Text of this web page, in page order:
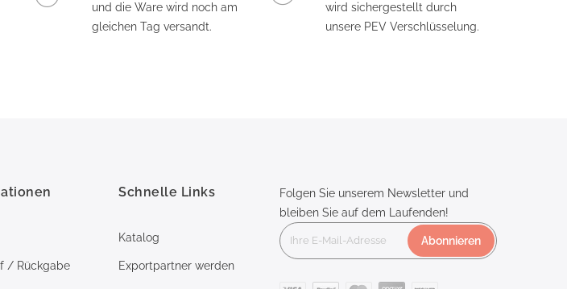
und die Ware wird noch am
gleichen Tag versandt.
wird sichergestellt durch
unsere PEV Verschlüsselung.
/ Rückgabe
Schnelle Links
Katalog
Exportpartner werden
Folgen Sie unserem Newsletter und
bleiben Sie auf dem Laufenden!
Abonnieren